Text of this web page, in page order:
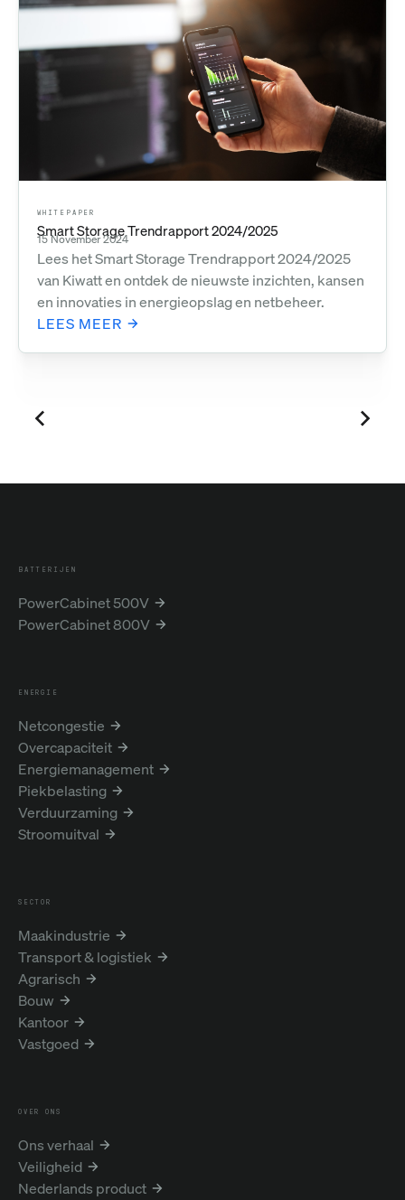
WHITEPAPER
Smart Storage Trendrapport 2024/2025
15 November 2024
Lees het Smart Storage Trendrapport 2024/2025
van Kiwatt en ontdek de nieuwste inzichten, kansen
en innovaties in energieopslag en netbeheer.
LEES MEER
BATTERIJEN
PowerCabinet 500V
PowerCabinet 800V
ENERGIE
Netcongestie
Overcapaciteit
Energiemanagement
Piekbelasting
Verduurzaming
Stroomuitval
SECTOR
Maakindustrie
Transport & logistiek
Agrarisch
Bouw
Kantoor
Vastgoed
OVER ONS
Ons verhaal
Veiligheid
Nederlands product